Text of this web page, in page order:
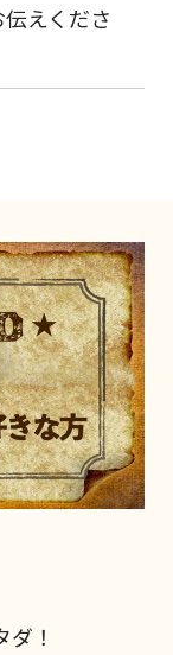
えくださ
！